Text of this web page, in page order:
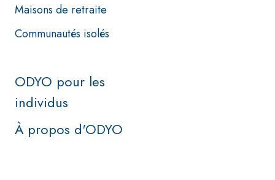
Maisons de retraite
Communautés isolés
ODYO pour les
individus
À propos d'ODYO